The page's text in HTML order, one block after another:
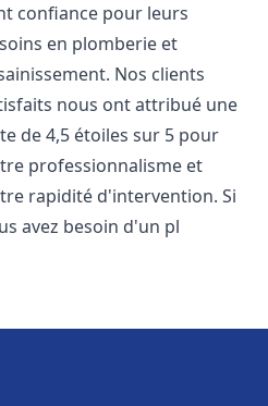
confiance pour leurs
en plomberie et
Nos clients
nous ont attribué une
de 4,5 étoiles sur 5 pour
professionnalisme et
rapidité d'intervention. Si
avez besoin d'un pl